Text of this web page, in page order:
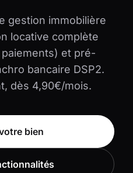
gestion immobilière
locative complète
et pré-
bancaire DSP2.
dès 4,90€/mois.
bien